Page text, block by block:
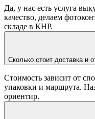
Да, у нас есть услуга
качество, делаем
складе в КНР.
Сколько стоит доставка и
Стоимость зависит от
упаковки и маршрута.
ориентир.